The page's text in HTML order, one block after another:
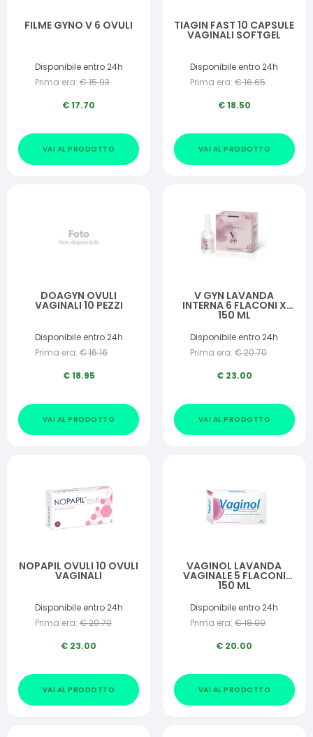
FILME GYNO V 6 OVULI
Disponibile entro 24h
Prima era: €15.93
€17.70
VAI AL PRODOTTO
TIAGIN FAST 10 CAPSULE
VAGINALI SOFTGEL
Disponibile entro 24h
Prima era: €16.65
€18.50
VAI AL PRODOTTO
DOAGYN OVULI
VAGINALI 10 PEZZI
Disponibile entro 24h
Prima era: €16.16
€18.95
VAI AL PRODOTTO
V GYN LAVANDA
INTERNA 6 FLACONI X
150 ML
Disponibile entro 24h
Prima era: €20.70
€ 23.00
VAI AL PRODOTTO
NOPAPIL OVULI 10 OVULI
VAGINALI
Disponibile entro 24h
Prima era: €20.70
€ 23.00
VAI AL PRODOTTO
VAGINOL LAVANDA
VAGINALE 5 FLACONI
150 ML
Disponibile entro 24h
Prima era: €18.00
€ 20.00
VAI AL PRODOTTO